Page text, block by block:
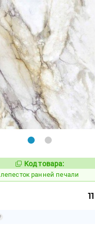
Код товара:
лепесток ранней печали